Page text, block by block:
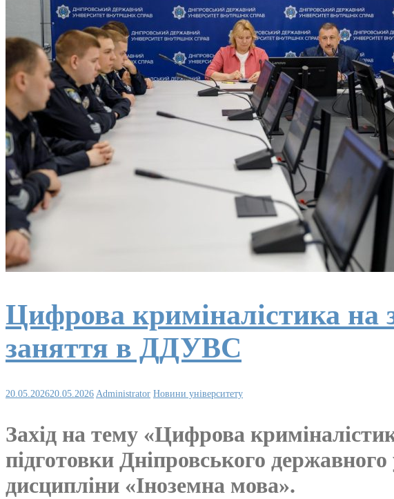
Цифрова криміналістика на
заняття в ДДУВС
20.05.202620.05.2026 Administrator Новини університету
Захід на тему «Цифрова
підготовки Дніпровського
дисципліни «Іноземна мова».